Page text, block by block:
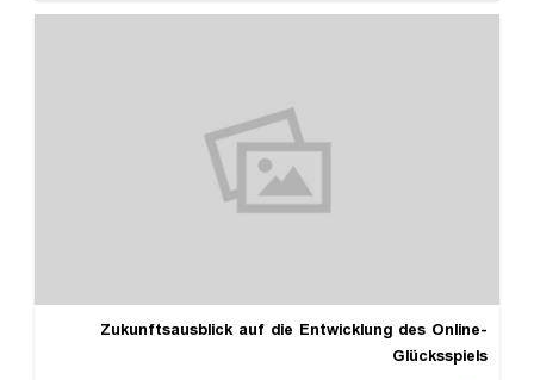
Zukunftsausblick auf die Entwicklung des Online-
Glücksspiels